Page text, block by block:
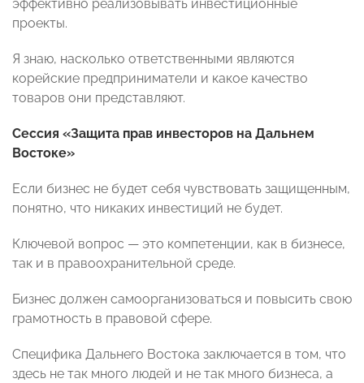
эффективно реализовывать инвестиционные
проекты.
Я знаю, насколько ответственными являются
корейские предприниматели и какое качество
товаров они представляют.
Сессия «Защита прав инвесторов на Дальнем
Востоке»
Если бизнес не будет себя чувствовать защищенным,
понятно, что никаких инвестиций не будет.
Ключевой вопрос — это компетенции, как в бизнесе,
так и в правоохранительной среде.
Бизнес должен самоорганизоваться и повысить свою
грамотность в правовой сфере.
Специфика Дальнего Востока заключается в том, что
здесь не так много людей и не так много бизнеса, а